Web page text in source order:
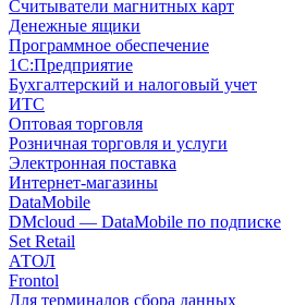
Считыватели магнитных карт
Денежные ящики
Программное обеспечение
1С:Предприятие
Бухгалтерский и налоговый учет
ИТС
Оптовая торговля
Розничная торговля и услуги
Электронная поставка
Интернет-магазины
DataMobile
DMcloud — DataMobile по подписке
Set Retail
АТОЛ
Frontol
Для терминалов сбора данных